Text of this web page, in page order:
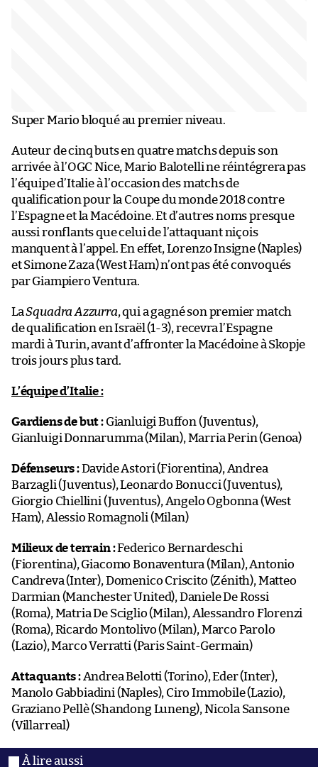
Super Mario bloqué au premier niveau.
Auteur de cinq buts en quatre matchs depuis son
arrivée à l’OGC Nice, Mario Balotelli ne réintégrera pas
l’équipe d’Italie à l’occasion des matchs de
qualification pour la Coupe du monde 2018 contre
l’Espagne et la Macédoine. Et d’autres noms presque
aussi ronflants que celui de l’attaquant niçois
manquent à l’appel. En effet, Lorenzo Insigne (Naples)
et Simone Zaza (West Ham) n’ont pas été convoqués
par Giampiero Ventura.
LaSquadra Azzurra, qui a gagné son premier match
de qualification en Israël (1-3), recevra l’Espagne
mardi à Turin, avant d’affronter la Macédoine à Skopje
trois jours plus tard.
L’équipe d’Italie :
Gardiens de but :Gianluigi Buffon (Juventus),
Gianluigi Donnarumma (Milan), Marria Perin (Genoa)
Défenseurs :Davide Astori (Fiorentina), Andrea
Barzagli (Juventus), Leonardo Bonucci (Juventus),
Giorgio Chiellini (Juventus), Angelo Ogbonna (West
Ham), Alessio Romagnoli (Milan)
Milieux de terrain :Federico Bernardeschi
(Fiorentina), Giacomo Bonaventura (Milan), Antonio
Candreva (Inter), Domenico Criscito (Zénith), Matteo
Darmian (Manchester United), Daniele De Rossi
(Roma), Matria De Sciglio (Milan), Alessandro Florenzi
(Roma), Ricardo Montolivo (Milan), Marco Parolo
(Lazio), Marco Verratti (Paris Saint-Germain)
Attaquants :Andrea Belotti (Torino), Eder (Inter),
Manolo Gabbiadini (Naples), Ciro Immobile (Lazio),
Graziano Pellè (Shandong Luneng), Nicola Sansone
(Villarreal)